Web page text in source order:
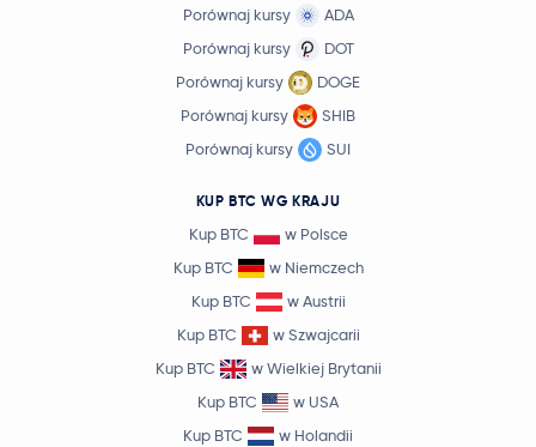
Porównaj kursy
ADA
Porównaj kursy
DOT
Porównaj kursy
DOGE
Porównaj kursy
SHIB
Porównaj kursy
SUI
KUP BTC WG KRAJU
Kup BTC
w Polsce
Kup BTC
w Niemczech
Kup BTC
w Austrii
Kup BTC
w Szwajcarii
Kup BTC
w Wielkiej Brytanii
Kup BTC
w USA
Kup BTC
w Holandii